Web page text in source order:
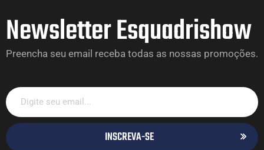
Newsletter Esquadrishow
Preencha seu email receba todas as nossas promoções.
INSCREVA-SE